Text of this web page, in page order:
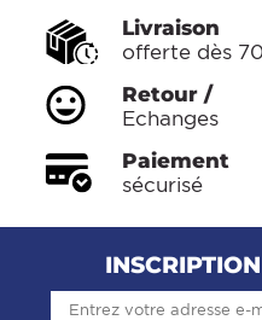
Livraison
offerte dès
Retour /
Echanges
Paiement
sécurisé